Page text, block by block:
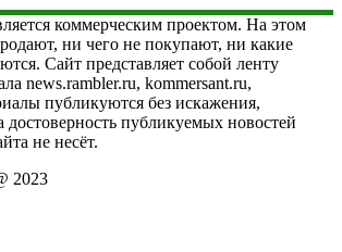
коммерческим проектом. На этом
ни чего не покупают, ни какие
Сайт представляет собой ленту
news.rambler.ru, kommersant.ru,
публикуются без искажения,
достоверность публикуемых новостей
не несёт.
2023